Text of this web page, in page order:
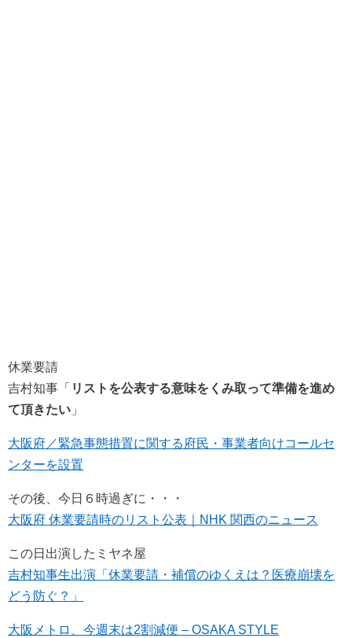
休業要請
吉村知事「 リストを公表する意味をくみ取って準備を進め
て頂きたい 」
大阪府／緊急事態措置に関する府民・事業者向けコールセ
ンターを設置
その後、今日６時過ぎに・・・
大阪府 休業要請時のリスト公表｜NHK 関西のニュース
この日出演したミヤネ屋
吉村知事生出演「休業要請・補償のゆくえは？医療崩壊を
どう防ぐ？」
大阪メトロ、今週末は2割減便 – OSAKA STYLE